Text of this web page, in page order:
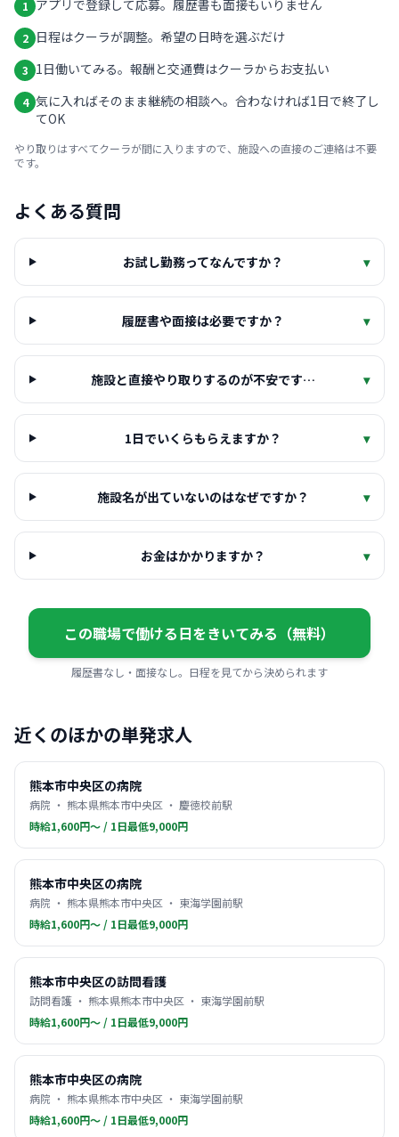
1 アプリで登録して応募。履歴書も面接もいりません
2 日程はクーラが調整。希望の日時を選ぶだけ
3 1日働いてみる。報酬と交通費はクーラからお支払い
4 気に入ればそのまま継続の相談へ。合わなければ1日で終了し
てOK
やり取りはすべてクーラが間に入りますので、施設への直接のご連絡は不要
です。
よくある質問
お試し勤務ってなんですか？ ▾
履歴書や面接は必要ですか？ ▾
施設と直接やり取りするのが不安です… ▾
1日でいくらもらえますか？ ▾
施設名が出ていないのはなぜですか？ ▾
お金はかかりますか？ ▾
この職場で働ける日をきいてみる（無料）
履歴書なし・面接なし。日程を見てから決められます
近くのほかの単発求人
熊本市中央区の病院
病院 ・ 熊本県熊本市中央区 ・ 慶徳校前駅
時給1,600円〜 / 1日最低9,000円
熊本市中央区の病院
病院 ・ 熊本県熊本市中央区 ・ 東海学園前駅
時給1,600円〜 / 1日最低9,000円
熊本市中央区の訪問看護
訪問看護 ・ 熊本県熊本市中央区 ・ 東海学園前駅
時給1,600円〜 / 1日最低9,000円
熊本市中央区の病院
病院 ・ 熊本県熊本市中央区 ・ 東海学園前駅
時給1,600円〜 / 1日最低9,000円